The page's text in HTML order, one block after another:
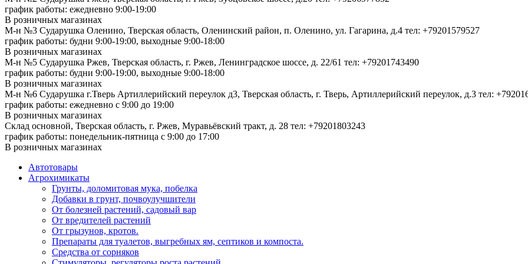
график работы: ежедневно 9:00-19:00
В розничных магазинах
М-н №3 Сударушка Оленино, Тверская область, Оленинский район, п. Оленино, ул. Гагарина, д.4 тел: +79201579527
график работы: будни 9:00-19:00, выходные 9:00-18:00
В розничных магазинах
М-н №5 Сударушка Ржев, Тверская область, г. Ржев, Ленинградское шоссе, д. 22/61 тел: +79201743490
график работы: будни 9:00-19:00, выходные 9:00-18:00
В розничных магазинах
М-н №6 Сударушка г.Тверь Артиллерийский переулок д3, Тверская область, г. Тверь, Артиллерийский переулок, д.3 тел:
график работы: ежедневно с 9:00 до 19:00
В розничных магазинах
Склад основной, Тверская область, г. Ржев, Муравьёвский тракт, д. 28 тел: +79201803243
график работы: понедельник-пятница с 9:00 до 17:00
В розничных магазинах
Автотовары
Агрохимикаты
Грунты, доломитовая мука, побелка
Добавки в грунт, почвоулучшители
От болезней растений, садовый вар
От вредителей растений
От грызунов, кротов.
Препараты для туалетов, выгребных ям, септиков и компоста.
Средства от сорняков